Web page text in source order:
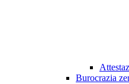
Burocrazia